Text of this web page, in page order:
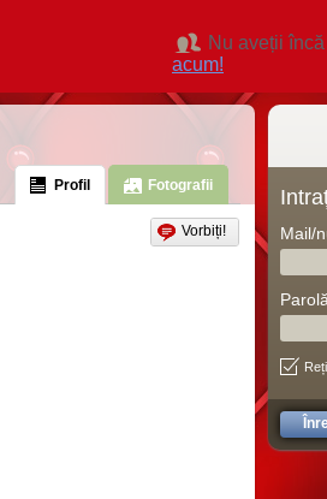
Nu aveții
acum!
Profil Fotografii
Vorbiți! Mail/